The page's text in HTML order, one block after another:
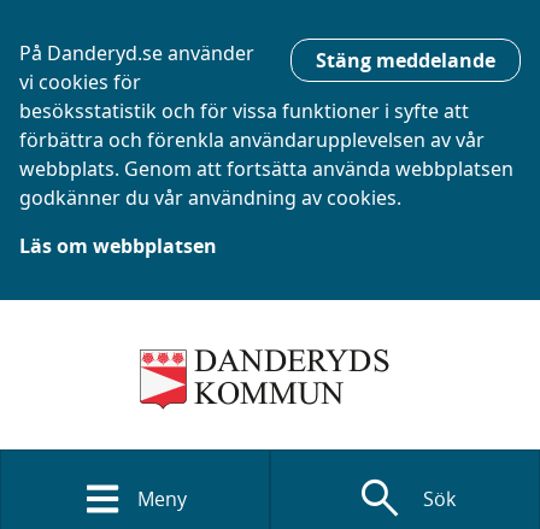
Stäng meddelande
På Danderyd.se använder
vi cookies för
besöksstatistik och för vissa funktioner i syfte att
förbättra och förenkla användarupplevelsen av vår
webbplats. Genom att fortsätta använda webbplatsen
godkänner du vår användning av cookies.
Läs om webbplatsen
Meny search Sök